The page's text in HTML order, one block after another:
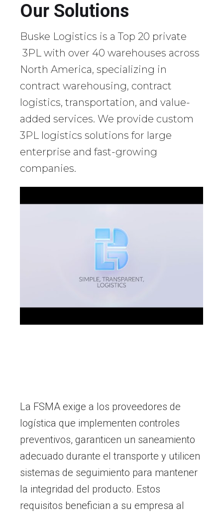
Our Solutions
Buske Logistics is a Top 20 private
3PL with over 40 warehouses across
North America, specializing in
contract warehousing, contract
logistics, transportation, and value-
added services. We provide custom
3PL logistics solutions for large
enterprise and fast-growing
companies.
La FSMA exige a los proveedores de
logística que implementen controles
preventivos, garanticen un saneamiento
adecuado durante el transporte y utilicen
sistemas de seguimiento para mantener
la integridad del producto. Estos
requisitos benefician a su empresa al